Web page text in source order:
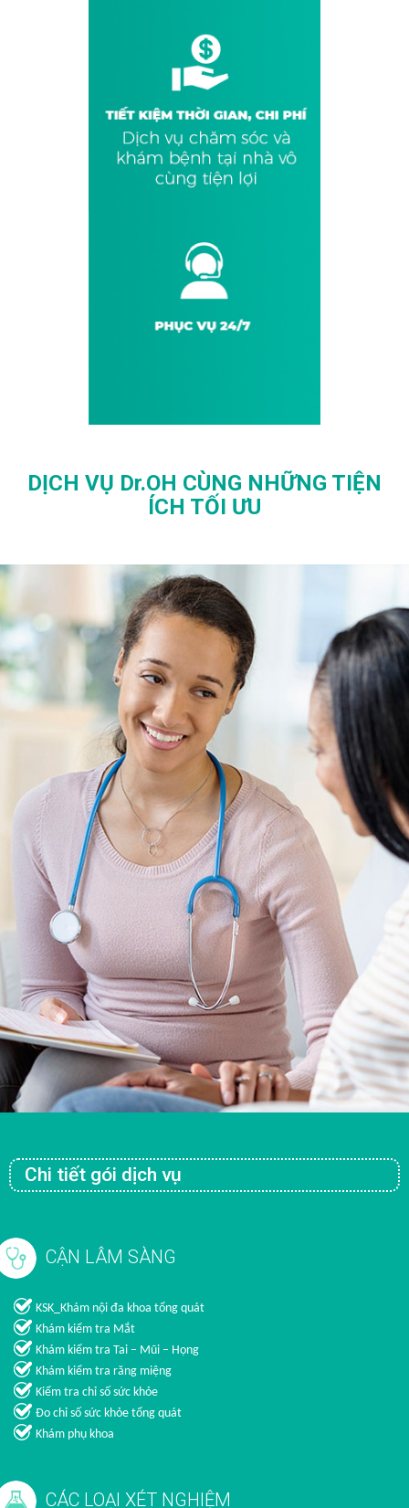
DỊCH VỤ Dr.OH CÙNG NHỮNG TIỆN
ÍCH TỐI ƯU
Chi tiết gói dịch vụ
CẬN LÂM SÀNG
KSK_Khám nội đa khoa tổng quát
Khám kiểm tra Mắt
Khám kiểm tra Tai – Mũi – Họng
Khám kiểm tra răng miệng
Kiểm tra chỉ số sức khỏe
Đo chỉ số sức khỏe tổng quát
Khám phụ khoa
CÁC LOẠI XÉT NGHIỆM